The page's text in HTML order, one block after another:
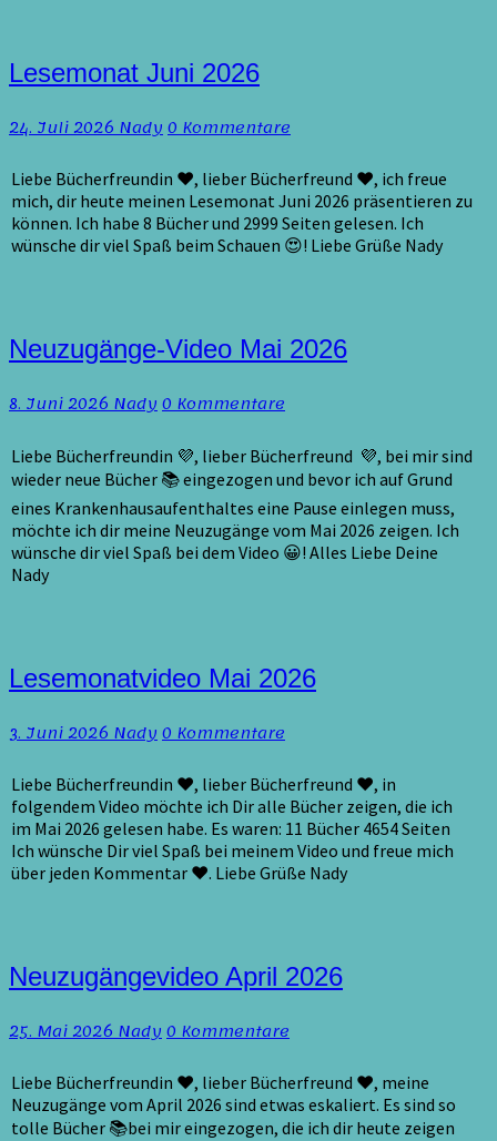
Lesemonat
Juni
Lesemonat Juni 2026
24. Juli 2026NadyKommentare
0 Kommentare
Liebe Bücherfreundin ♥, lieber Bücherfreund ♥, ich freue
mich, dir heute meinen Lesemonat Juni 2026 präsentieren zu
können. Ich habe 8 Bücher und 2999 Seiten gelesen. Ich
wünsche dir viel Spaß beim Schauen 😍! Liebe Grüße Nady
Neuzugänge-
Video
2026
Neuzugänge-Video Mai 2026
8. Juni 2026NadyKommentare
0 Kommentare
Liebe Bücherfreundin 💜, lieber Bücherfreund 💜, bei mir sind
wieder neue Bücher 📚 eingezogen und bevor ich auf Grund
eines Krankenhausaufenthaltes eine Pause einlegen muss,
möchte ich dir meine Neuzugänge vom Mai 2026 zeigen. Ich
wünsche dir viel Spaß bei dem Video 😀! Alles Liebe Deine
Nady
Lesemonatvideo
Mai
Lesemonatvideo Mai 2026
3. Juni 2026NadyKommentare
0 Kommentare
Liebe Bücherfreundin ♥, lieber Bücherfreund ♥, in
folgendem Video möchte ich Dir alle Bücher zeigen, die ich
im Mai 2026 gelesen habe. Es waren: 11 Bücher 4654 Seiten
Ich wünsche Dir viel Spaß bei meinem Video und freue mich
über jeden Kommentar ♥. Liebe Grüße Nady
Neuzugängevideo
April
Neuzugängevideo April 2026
25. Mai 2026NadyKommentare
0 Kommentare
Liebe Bücherfreundin ♥, lieber Bücherfreund ♥, meine
Neuzugänge vom April 2026 sind etwas eskaliert. Es sind so
tolle Bücher 📚bei mir eingezogen, die ich dir heute zeigen